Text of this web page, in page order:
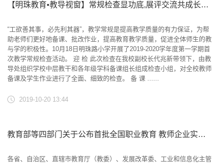
【明珠教育•教导视窗】常规检查显功底,展评交流共成长——明珠路小学开展教学常规检查活动
“工欲善其事，必先利其器”，教学常规是提高教学质量的有力保证，为帮
助老师们更好地备课、批改作业，提高教育教学质量，促进全体师生的教
与学的积极性。10月18日明珠路小学开展了2019-2020学年度第一学期首
次教学常规检查活动。 迎 检 此次检查在我校副校长代兆新带领下，由教
导处组织学校中层教干和各年级学科备课组长组成检查小组，对全校教师
备课及学生作业进行了全面、细致的检查。 备 课 ......
2019-10-20 13:44
教育部等四部门关于公布首批全国职业教育 教师企业实践基地名单的通知
各省、自治区、直辖市教育厅（教委）、发展改革委、工业和信息化主管